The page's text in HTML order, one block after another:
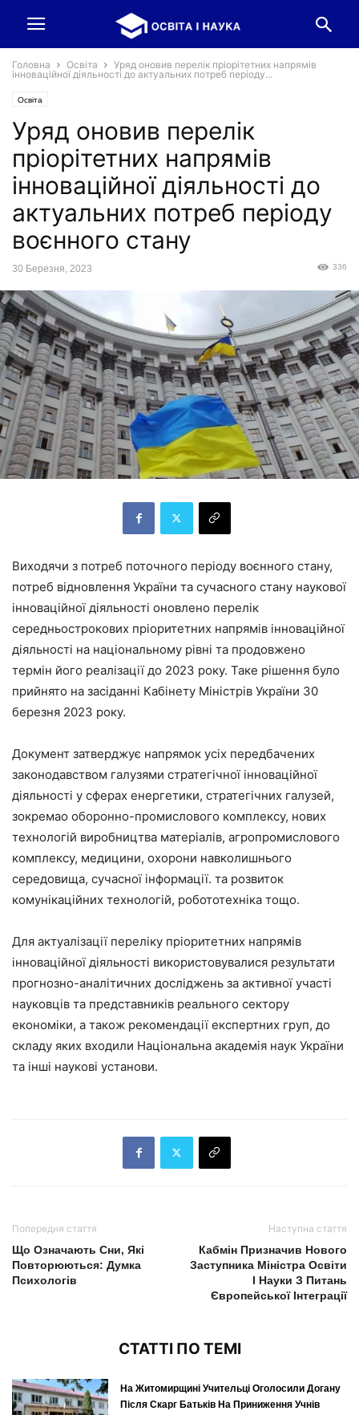
Головна Освіта
Уряд оновив перелік пріорітетних напрямів
інноваційної діяльності до актуальних потреб періоду...
Освіта
Уряд оновив перелік
пріорітетних напрямів
інноваційної діяльності до
актуальних потреб періоду
воєнного стану
30 Березня, 2023 336
Виходячи з потреб поточного періоду воєнного стану,
потреб відновлення України та сучасного стану наукової
інноваційної діяльності оновлено перелік
середньострокових пріоритетних напрямів інноваційної
діяльності на національному рівні та продовжено
термін його реалізації до 2023 року. Таке рішення було
прийнято на засіданні Кабінету Міністрів України 30
березня 2023 року.
Документ затверджує напрямок усіх передбачених
законодавством галузями стратегічної інноваційної
діяльності у сферах енергетики, стратегічних галузей,
зокремао оборонно-промислового комплексу, нових
технологій виробництва матеріалів, агропромислового
комплексу, медицини, охорони навколишнього
середовища, сучасної інформації. та розвиток
комунікаційних технологій, робототехніка тощо.
Для актуалізації переліку пріоритетних напрямів
інноваційної діяльності використовувалися результати
прогнозно-аналітичних досліджень за активної участі
науковців та представників реального сектору
економіки, а також рекомендації експертних груп, до
складу яких входили Національна академія наук України
та інші наукові установи.
Попередня стаття
Що Означають Сни, Які
Повторюються: Думка
Психологів
Наступна стаття
Кабмін Призначив Нового
Заступника Міністра Освіти
І Науки З Питань
Європейської Інтеграції
СТАТТІ ПО ТЕМІ
На Житомирщині Учительці Оголосили Догану
Після Скарг Батьків На Приниження Учнів